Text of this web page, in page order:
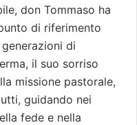
don Tommaso ha
di riferimento
di
il suo sorriso
missione pastorale,
guidando nei
fede e nella